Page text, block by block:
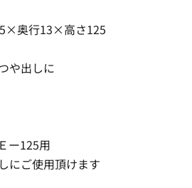
奥行13×高さ125
や出しに
ー125用
にご使用頂けます